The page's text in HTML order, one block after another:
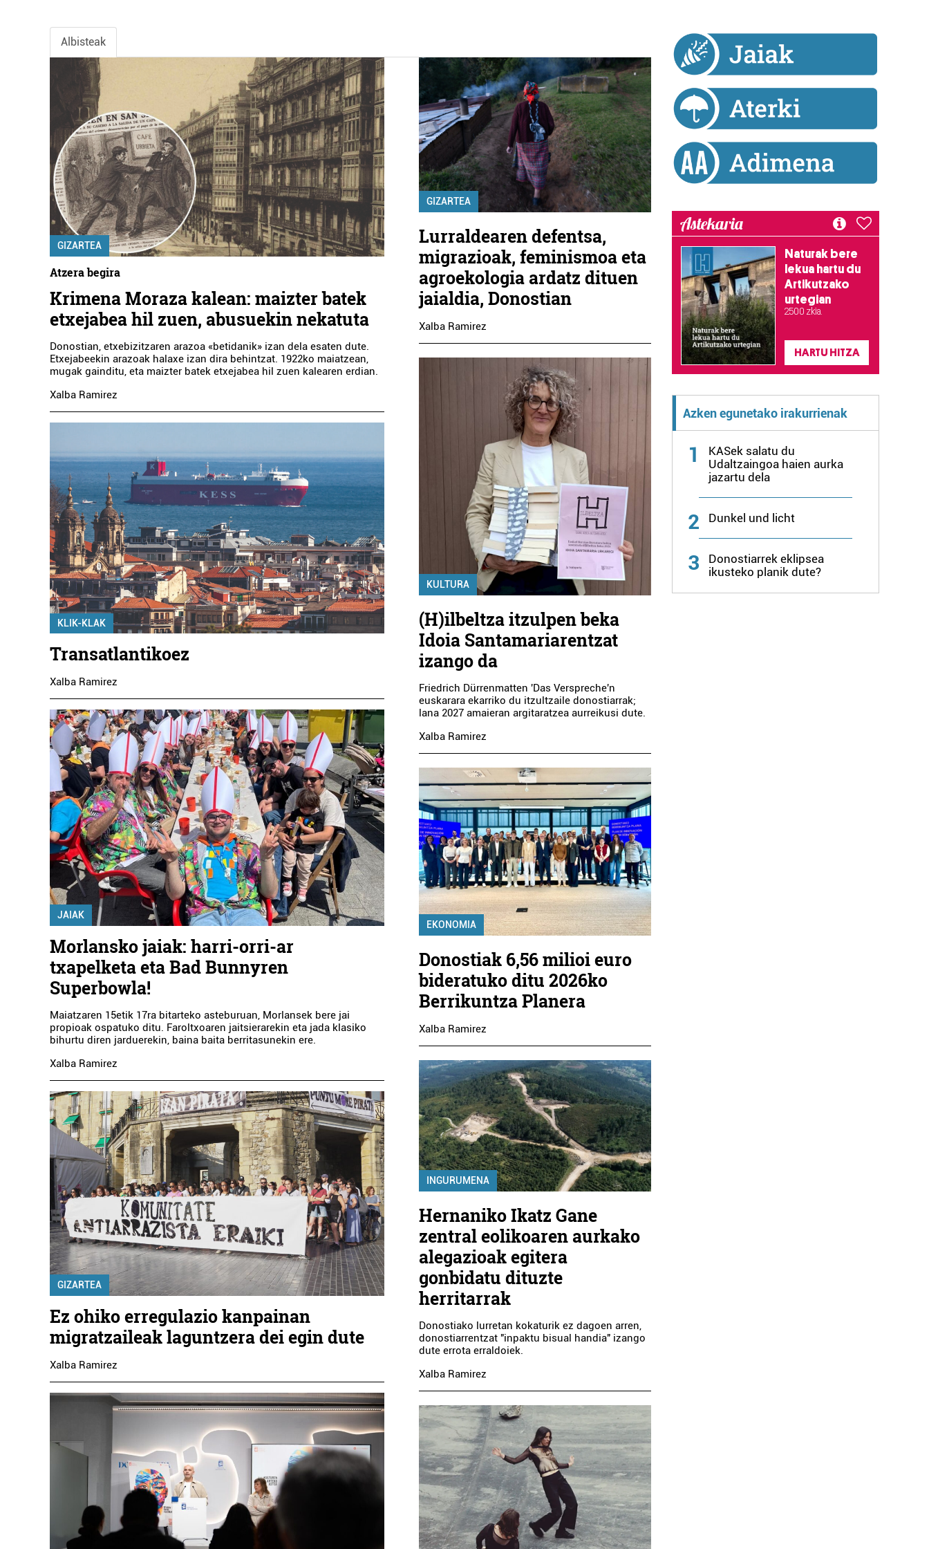
Albisteak
GIZARTEA
Atzera begira
Krimena Moraza kalean: maizter batek
etxejabea hil zuen, abusuekin nekatuta
Donostian, etxebizitzaren arazoa «betidanik» izan dela esaten dute.
Etxejabeekin arazoak halaxe izan dira behintzat. 1922ko maiatzean,
mugak gainditu, eta maizter batek etxejabea hil zuen kalearen erdian.
Xalba Ramirez
KLIK-KLAK
Transatlantikoez
Xalba Ramirez
JAIAK
Morlansko jaiak: harri-orri-ar
txapelketa eta Bad Bunnyren
Superbowla!
Maiatzaren 15etik 17ra bitarteko asteburuan, Morlansek bere jai
propioak ospatuko ditu. Faroltxoaren jaitsierarekin eta jada klasiko
bihurtu diren jarduerekin, baina baita berritasunekin ere.
Xalba Ramirez
GIZARTEA
Ez ohiko erregulazio kanpainan
migratzaileak laguntzera dei egin dute
Xalba Ramirez
GIZARTEA
Lurraldearen defentsa,
migrazioak, feminismoa eta
agroekologia ardatz dituen
jaialdia, Donostian
Xalba Ramirez
KULTURA
(H)ilbeltza itzulpen beka
Idoia Santamariarentzat
izango da
Friedrich Dürrenmatten 'Das Verspreche'n
euskarara ekarriko du itzultzaile donostiarrak;
lana 2027 amaieran argitaratzea aurreikusi dute.
Xalba Ramirez
EKONOMIA
Donostiak 6,56 milioi euro
bideratuko ditu 2026ko
Berrikuntza Planera
Xalba Ramirez
INGURUMENA
Hernaniko Ikatz Gane
zentral eolikoaren aurkako
alegazioak egitera
gonbidatu dituzte
herritarrak
Donostiako lurretan kokaturik ez dagoen arren,
donostiarrentzat "inpaktu bisual handia" izango
dute errota erraldoiek.
Xalba Ramirez
Astekaria
Naturak bere
lekua hartu du
Artikutzako
urtegian
2.500 zkia.
HARTU HITZA
Azken egunetako irakurrienak
1
KASek salatu du
Udaltzaingoa haien aurka
jazartu dela
2 Dunkel und licht
3
Donostiarrek eklipsea
ikusteko planik dute?